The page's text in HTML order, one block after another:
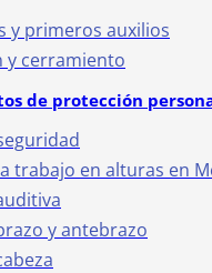
y primeros auxilios
y cerramiento
de protección
trabajo en alturas en
y antebrazo